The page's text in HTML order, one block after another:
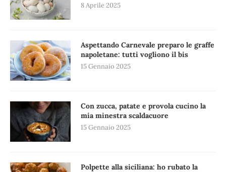
8 Aprile 2025
Aspettando Carnevale preparo le graffe
napoletane: tutti vogliono il bis
15 Gennaio 2025
Con zucca, patate e provola cucino la
mia minestra scaldacuore
15 Gennaio 2025
Polpette alla siciliana: ho rubato la